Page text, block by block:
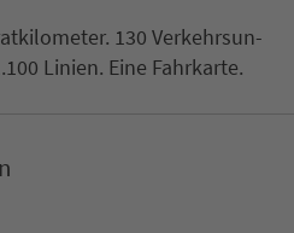
130 Ver­kehrs­un­
Linien. Eine Fahr­kar­te.